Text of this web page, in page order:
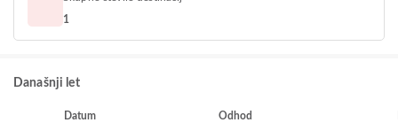
1
Današnji let
Datum Odhod